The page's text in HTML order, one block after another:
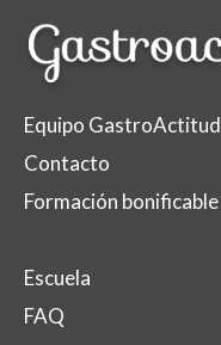
Equipo GastroActitud
Contacto
Formación bonificable
Escuela
FAQ